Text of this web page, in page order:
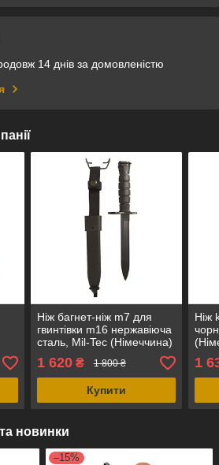
14 днів за домовленістю
Ніж багнет-ніж m7 для
гвинтівки m16 нержавіюча
сталь, Mil-Tec (Німеччина)
1 620₴ 1 800 ₴
Купити
Ніж
1
новинки
–15%